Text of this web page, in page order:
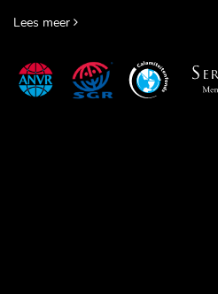
Lees meer